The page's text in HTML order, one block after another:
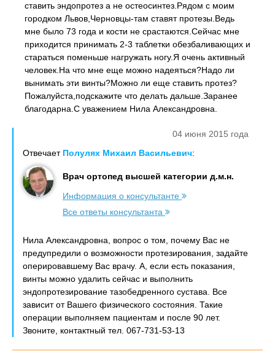
ставить эндопротез а не остеосинтез.Рядом с моим
городком Львов,Черновцы-там ставят протезы.Ведь
мне было 73 года и кости не срастаются.Сейчас мне
приходится принимать 2-3 таблетки обезбаливающих и
стараться поменьше нагружать ногу.Я очень активный
человек.На что мне еще можно надеяться?Надо ли
вынимать эти винты?Можно ли еще ставить протез?
Пожалуйста,подскажите что делать дальше.Заранее
благодарна.С уважением Нила Александровна.
04 июня 2015 года
Отвечает Полулях Михаил Васильевич:
Врач ортопед высшей категории д.м.н.
Информация о консультанте
Все ответы консультанта
Нила Александровна, вопрос о том, почему Вас не
предупредили о возможности протезирования, задайте
оперировавшему Вас врачу. А, если есть показания,
винты можно удалить сейчас и выполнить
эндопротезирование тазобедренного сустава. Все
зависит от Вашего физического состояния. Такие
операции выполняем пациентам и после 90 лет.
Звоните, контактный тел. 067-731-53-13